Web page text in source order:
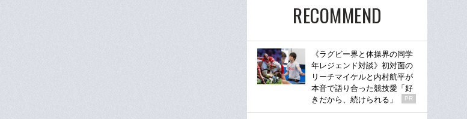
RECOMMEND
《ラグビー界と体操界の同学
年レジェンド対談》初対面の
リーチマイケルと内村航平が
本音で語り合った競技愛「好
きだから、続けられる」
PR